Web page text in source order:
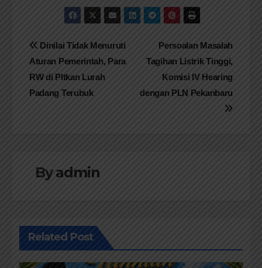
Navigasi
pos
Persoalan Masalah
Tagihan Listrik Tinggi,
Komisi IV Hearing
dengan PLN Pekanbaru
Dinilai Tidak Menuruti
Aturan Pemerintah, Para
RW di Pltkan Lurah
Padang Terubuk
Byadmin
Related Post